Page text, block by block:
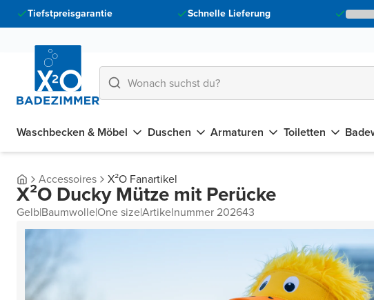
Tiefstpreisgarantie Schnelle Lieferung
Waschbecken & Möbel Duschen Armaturen Toiletten
Accessoires X²O Fanartikel
X²O Ducky Mütze mit Perücke
Gelb|Baumwolle|One size|Artikelnummer 202643